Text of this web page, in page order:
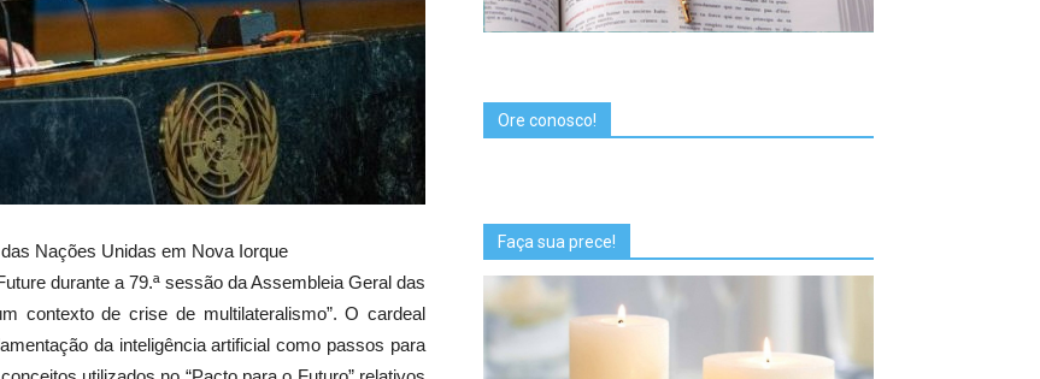
Nações Unidas em Nova Iorque
durante a 79.ª sessão da Assembleia Geral das
contexto de crise de multilateralismo”. O cardeal
da inteligência artificial como passos para
Ore conosco!
Faça sua prece!